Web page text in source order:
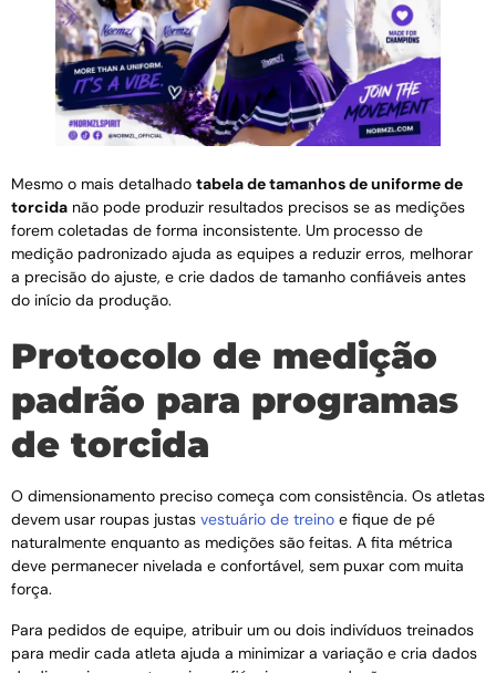
Mesmo o mais detalhado tabela de tamanhos de uniforme de
torcida não pode produzir resultados precisos se as medições
forem coletadas de forma inconsistente. Um processo de
medição padronizado ajuda as equipes a reduzir erros, melhorar
a precisão do ajuste, e crie dados de tamanho confiáveis ​​antes
do início da produção.
Protocolo de medição
padrão para programas
de torcida
O dimensionamento preciso começa com consistência. Os atletas
devem usar roupas justas vestuário de treino e fique de pé
naturalmente enquanto as medições são feitas. A fita métrica
deve permanecer nivelada e confortável, sem puxar com muita
força.
Para pedidos de equipe, atribuir um ou dois indivíduos treinados
para medir cada atleta ajuda a minimizar a variação e cria dados